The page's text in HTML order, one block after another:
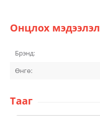
Онцлох мэдээлэл
Брэнд:
Өнгө:
Тааг